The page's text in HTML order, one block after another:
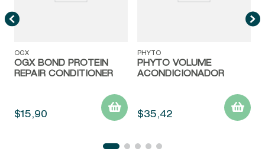
OGX
OGX BOND PROTEIN
REPAIR CONDITIONER
$15,90
PHYTO
PHYTO VOLUME
ACONDICIONADOR
$35,42